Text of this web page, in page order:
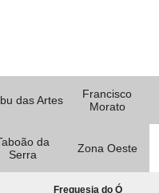
das Artes
Francisco
Morato
da
Serra
Zona Oeste
Freguesia do Ó